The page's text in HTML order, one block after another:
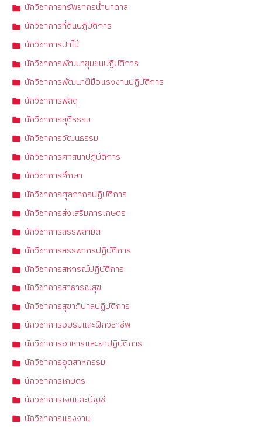
นักวิชาการทรัพยากรน้ำบาดาล
นักวิชาการที่ดินปฏิบัติการ
นักวิชาการป่าไม้
นักวิชาการพัฒนาชุมชนปฏิบัติการ
นักวิชาการพัฒนาฝีมือแรงงานปฏิบัติการ
นักวิชาการพัสดุ
นักวิชาการยุติธรรม
นักวิชาการวัฒนธรรม
นักวิชาการศาสนาปฏิบัติการ
นักวิชาการศึกษา
นักวิชาการศุลกากรปฏิบัติการ
นักวิชาการส่งเสริมการเกษตร
นักวิชาการสรรพสามิต
นักวิชาการสรรพากรปฏิบัติการ
นักวิชาการสหกรณ์ปฏิบัติการ
นักวิชาการสาธารณสุข
นักวิชาการสุขาภิบาลปฏิบัติการ
นักวิชาการอบรมและฝึกวิชาชีพ
นักวิชาการอาหารและยาปฏิบัติการ
นักวิชาการอุตสาหกรรม
นักวิชาการเกษตร
นักวิชาการเงินและบัญชี
นักวิชาการแรงงาน